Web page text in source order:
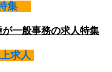
集
が一般事務の求人特集
求人